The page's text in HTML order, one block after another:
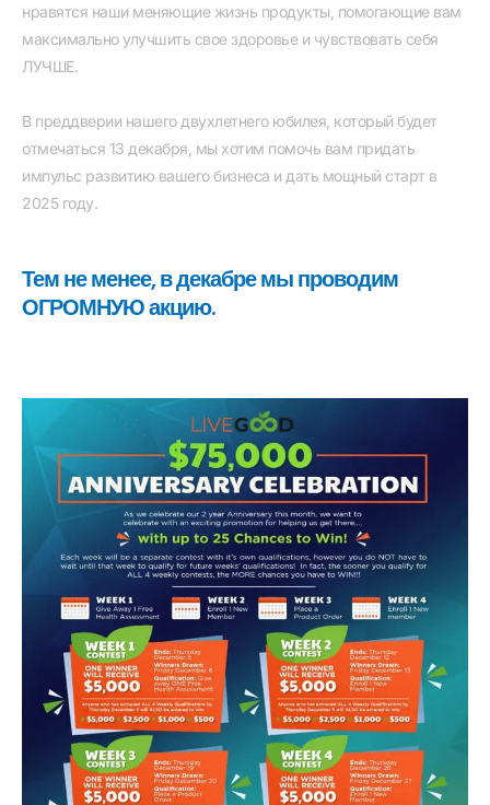
нравятся наши меняющие жизнь продукты, помогающие вам
максимально улучшить свое здоровье и чувствовать себя
ЛУЧШЕ.
В преддверии нашего двухлетнего юбилея, который будет
отмечаться 13 декабря, мы хотим помочь вам придать
импульс развитию вашего бизнеса и дать мощный старт в
2025 году.
Тем не менее, в декабре мы проводим
ОГРОМНУЮ акцию.